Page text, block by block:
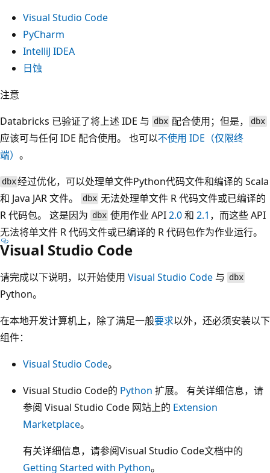
Visual Studio Code
PyCharm
IntelliJ IDEA
日蚀
注意
Databricks 已验证了将上述 IDE 与 dbx 配合使用；但是， dbx
应该可与任何 IDE 配合使用。 也可以不使用 IDE（仅限终
端） 。
dbx经过优化，可以处理单文件Python代码文件和编译的 Scala
和 Java JAR 文件。
dbx 无法处理单文件 R 代码文件或已编译的
R 代码包。 这是因为 dbx 使用作业 API2.0和2.1 ，而这些 API
无法将单文件 R 代码文件或已编译的 R 代码包作为作业运行。
Visual Studio Code
请完成以下说明，以开始使用 Visual Studio Code 与 dbx
Python。
在本地开发计算机上，除了满足一般要求以外，还必须安装以下
组件：
Visual Studio Code。
Visual Studio Code的 Python 扩展。 有关详细信息，请
参阅 Visual Studio Code 网站上的 Extension
Marketplace。
有关详细信息，请参阅Visual Studio Code文档中的
Getting Started with Python。